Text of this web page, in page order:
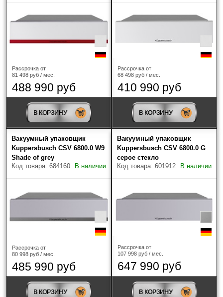
Рассрочка от
81 498 руб / мес.
488 990 руб
В КОРЗИНУ
Рассрочка от
68 498 руб / мес.
410 990 руб
В КОРЗИНУ
Вакуумный упаковщик
Kuppersbusch CSV 6800.0 W9
Shade of grey
Код товара: 684160
В наличии
Рассрочка от
80 998 руб / мес.
485 990 руб
В КОРЗИНУ
Вакуумный упаковщик
Kuppersbusch CSV 6800.0 G
серое стекло
Код товара: 601912
В наличии
Рассрочка от
107 998 руб / мес.
647 990 руб
В КОРЗИНУ